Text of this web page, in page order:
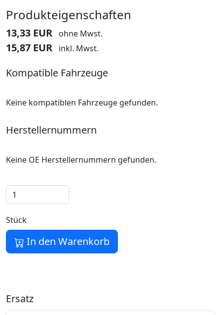
Produkteigenschaften
13,33 EUR ohne Mwst.
15,87 EUR inkl. Mwst.
Kompatible Fahrzeuge
Keine kompatiblen Fahrzeuge gefunden.
Herstellernummern
Keine OE Herstellernummern gefunden.
Stück
In den Warenkorb
Ersatz